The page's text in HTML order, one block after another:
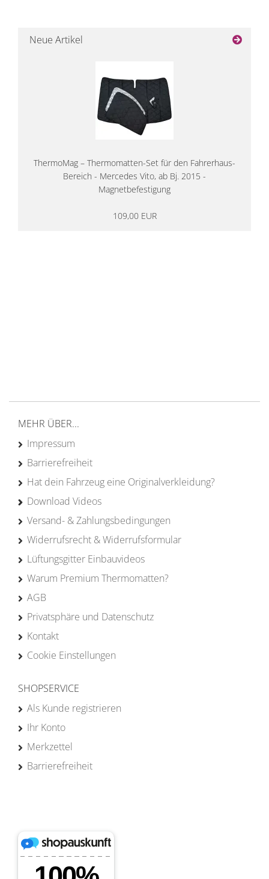
Neue Artikel
ThermoMag – Thermomatten-Set für den Fahrerhaus-
Bereich - Mercedes Vito, ab Bj. 2015 -
Magnetbefestigung
109,00 EUR
MEHR ÜBER...
Impressum
Barrierefreiheit
Hat dein Fahrzeug eine Originalverkleidung?
Download Videos
Versand- & Zahlungsbedingungen
Widerrufsrecht & Widerrufsformular
Lüftungsgitter Einbauvideos
Warum Premium Thermomatten?
AGB
Privatsphäre und Datenschutz
Kontakt
Cookie Einstellungen
SHOPSERVICE
Als Kunde registrieren
Ihr Konto
Merkzettel
Barrierefreiheit